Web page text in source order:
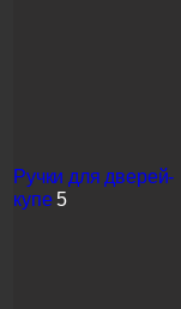
Ручки для дверей-
купе 5